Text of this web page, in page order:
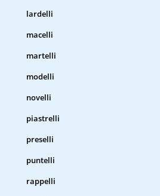
lardelli
macelli
martelli
modelli
novelli
piastrelli
preselli
puntelli
rappelli